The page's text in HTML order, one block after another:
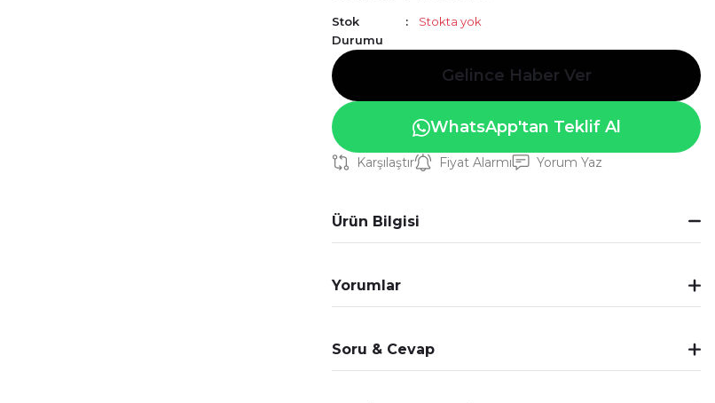
Stok
Durumu
Stokta yok
Gelince Haber Ver
WhatsApp'tan Teklif Al
Karşılaştır Fiyat Alarmı Yorum Yaz
Ürün Bilgisi
Yorumlar
Soru & Cevap